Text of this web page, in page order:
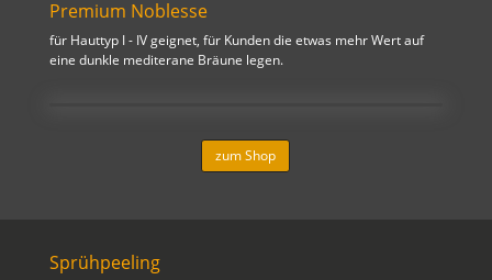
Premium Noblesse
für Hauttyp I - IV geignet, für Kunden die etwas mehr Wert auf
eine dunkle mediterane Bräune legen.
zum Shop
Sprühpeeling